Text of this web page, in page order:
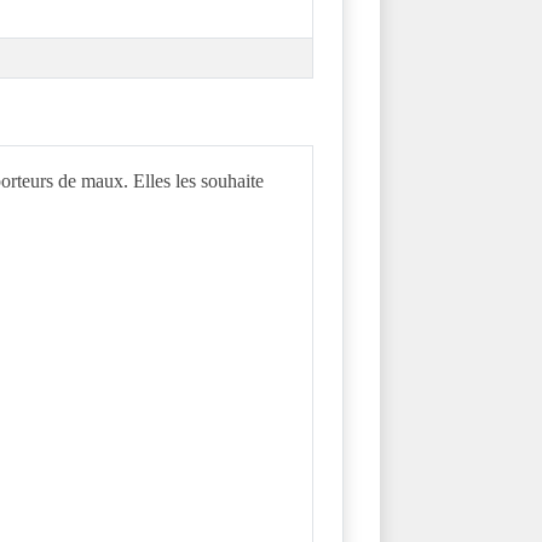
de maux. Elles les souhaite